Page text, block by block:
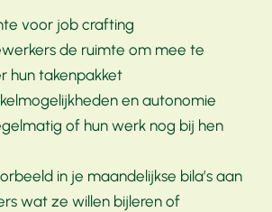
voor job crafting
de ruimte om mee te
hun takenpakket
en autonomie
of hun werk nog bij hen
in je maandelijkse bila’s aan
wat ze willen bijleren of